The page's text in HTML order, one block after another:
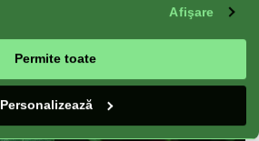
Afişare
Permite toate
Personalizează